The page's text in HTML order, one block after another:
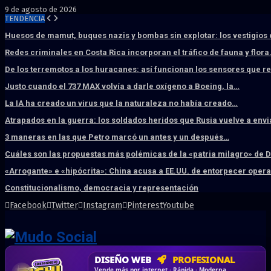
9 de agosto de 2026
TENDENCIA
Huesos de mamut, buques nazis y bombas sin explotar: los vestigios
Redes criminales en Costa Rica incorporan el tráfico de fauna y
De los terremotos a los huracanes: así funcionan los sensores que
Justo cuando el 737 MAX volvía a darle oxígeno a Boeing, la…
La IA ha creado un virus que la naturaleza no había creado…
Atrapados en la guerra: los soldados heridos que Rusia vuelve a
3 maneras en las que Petro marcó un antes y un después…
Cuáles son las propuestas más polémicas de la «patria milagro» de
«Arrogante» e «hipócrita»: China acusa a EE.UU. de entorpecer
Constitucionalismo, democracia y representación
Facebook Twitter Instagram PinterestYoutube
HOSTING SSD SÚPER RÁPIDO
DISEÑO WEB PROFESIONAL
CRM & DASHBOARD A MEDIDA
CORREO CORPORATIVO